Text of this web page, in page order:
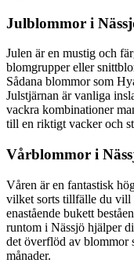
Julblommor i
Julen är en mustig och
blomgrupper eller
Sådana blommor som
Julstjärnan är vanliga inslag kring
vackra kombinationer
till en riktigt vacker och
Vårblommor i
Våren är en fantastisk
vilket sorts tillfälle du vill
enastående bukett bestående
runtom i Nässjö hjälper
det överflöd av blommor
månader.